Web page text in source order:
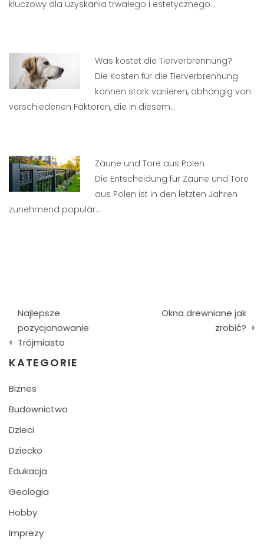
kluczowy dla uzyskania trwałego i estetycznego…
Was kostet die Tierverbrennung?
Die Kosten für die Tierverbrennung
können stark variieren, abhängig von
verschiedenen Faktoren, die in diesem…
Zäune und Tore aus Polen
Die Entscheidung für Zäune und Tore
aus Polen ist in den letzten Jahren
zunehmend populär…
Nawigacja
wpisu
Najlepsze
pozycjonowanie
Trójmiasto
Okna drewniane jak
zrobić?
KATEGORIE
Biznes
Budownictwo
Dzieci
Dziecko
Edukacja
Geologia
Hobby
Imprezy